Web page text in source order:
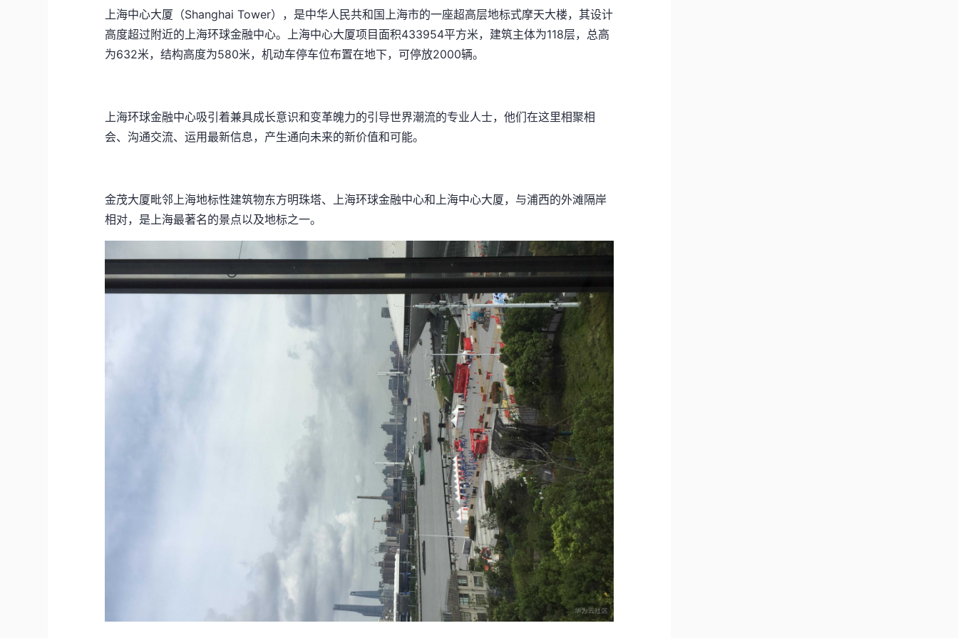
上海中心大厦（Shanghai Tower），是中华人民共和国上海市的一座超高层地标式摩天大楼，其设计
高度超过附近的上海环球金融中心。上海中心大厦项目面积433954平方米，建筑主体为118层，总高
为632米，结构高度为580米，机动车停车位布置在地下，可停放2000辆。
上海环球金融中心吸引着兼具成长意识和变革魄力的引导世界潮流的专业人士，他们在这里相聚相
会、沟通交流、运用最新信息，产生通向未来的新价值和可能。
金茂大厦毗邻上海地标性建筑物东方明珠塔、上海环球金融中心和上海中心大厦，与浦西的外滩隔岸
相对，是上海最著名的景点以及地标之一。